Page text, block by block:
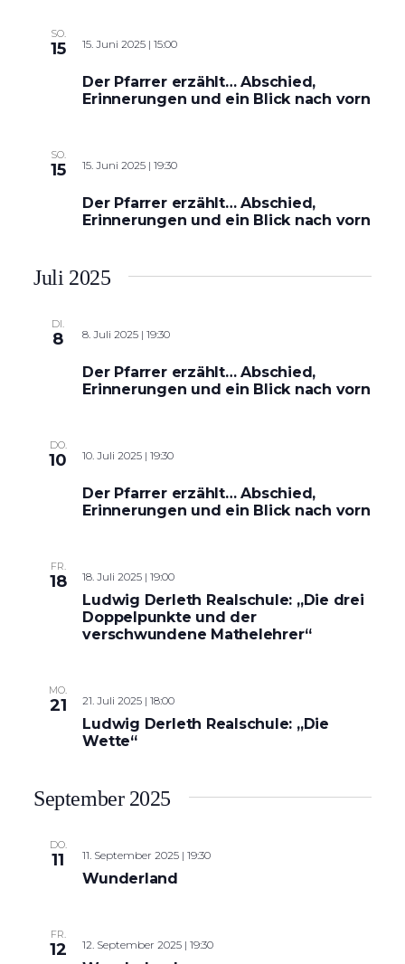
SO.
15 15. Juni 2025 | 15:00
Der Pfarrer erzählt… Abschied,
Erinnerungen und ein Blick nach vorn
SO.
15 15. Juni 2025 | 19:30
Der Pfarrer erzählt… Abschied,
Erinnerungen und ein Blick nach vorn
Juli 2025
DI.
8 8. Juli 2025 | 19:30
Der Pfarrer erzählt… Abschied,
Erinnerungen und ein Blick nach vorn
DO.
10 10. Juli 2025 | 19:30
Der Pfarrer erzählt… Abschied,
Erinnerungen und ein Blick nach vorn
FR.
18 18. Juli 2025 | 19:00
Ludwig Derleth Realschule: „Die drei
Doppelpunkte und der
verschwundene Mathelehrer“
MO.
21 21. Juli 2025 | 18:00
Ludwig Derleth Realschule: „Die
Wette“
September 2025
DO.
11 11. September 2025 | 19:30
Wunderland
FR.
12 12. September 2025 | 19:30